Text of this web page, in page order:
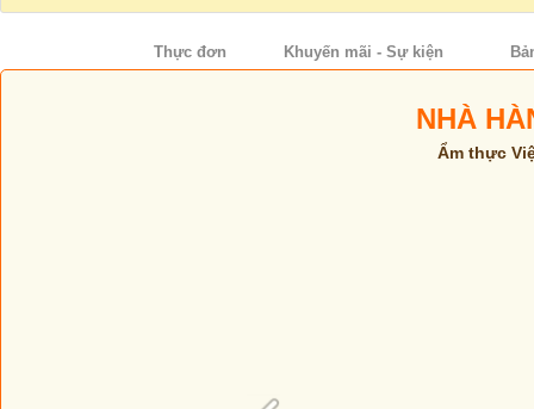
Thực đơn Khuyến mãi - Sự kiện
NHÀ
Ẩm thực